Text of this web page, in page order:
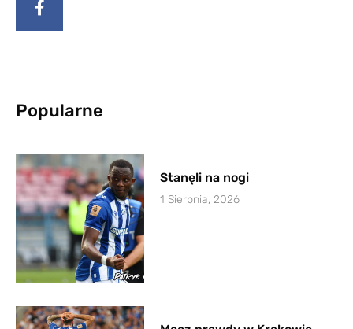
Popularne
Stanęli na nogi
1 Sierpnia, 2026